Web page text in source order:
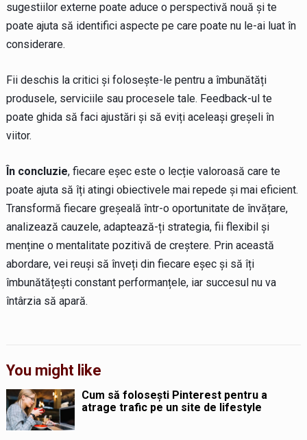
sugestiilor externe poate aduce o perspectivă nouă și te
poate ajuta să identifici aspecte pe care poate nu le-ai luat în
considerare.
Fii deschis la critici și folosește-le pentru a îmbunătăți
produsele, serviciile sau procesele tale. Feedback-ul te
poate ghida să faci ajustări și să eviți aceleași greșeli în
viitor.
În concluzie, fiecare eșec este o lecție valoroasă care te
poate ajuta să îți atingi obiectivele mai repede și mai eficient.
Transformă fiecare greșeală într-o oportunitate de învățare,
analizează cauzele, adaptează-ți strategia, fii flexibil și
menține o mentalitate pozitivă de creștere. Prin această
abordare, vei reuși să înveți din fiecare eșec și să îți
îmbunătățești constant performanțele, iar succesul nu va
întârzia să apară.
You might like
Cum să folosești Pinterest pentru a
atrage trafic pe un site de lifestyle